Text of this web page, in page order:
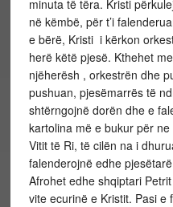
minuta të tëra. Kristi
në këmbë, për t’i
e bërë, Kristi i kërkon
herë këtë pjesë. Kthehet
njëherësh , orkestrën dhe
pushuan, pjesëmarrës të
shtërngojnë dorën dhe e
kartolina më e bukur për
Vitit të Ri, të cilën na i
falenderojnë edhe
Afrohet edhe shqiptari
vite ecurinë e Kristit. Pasi